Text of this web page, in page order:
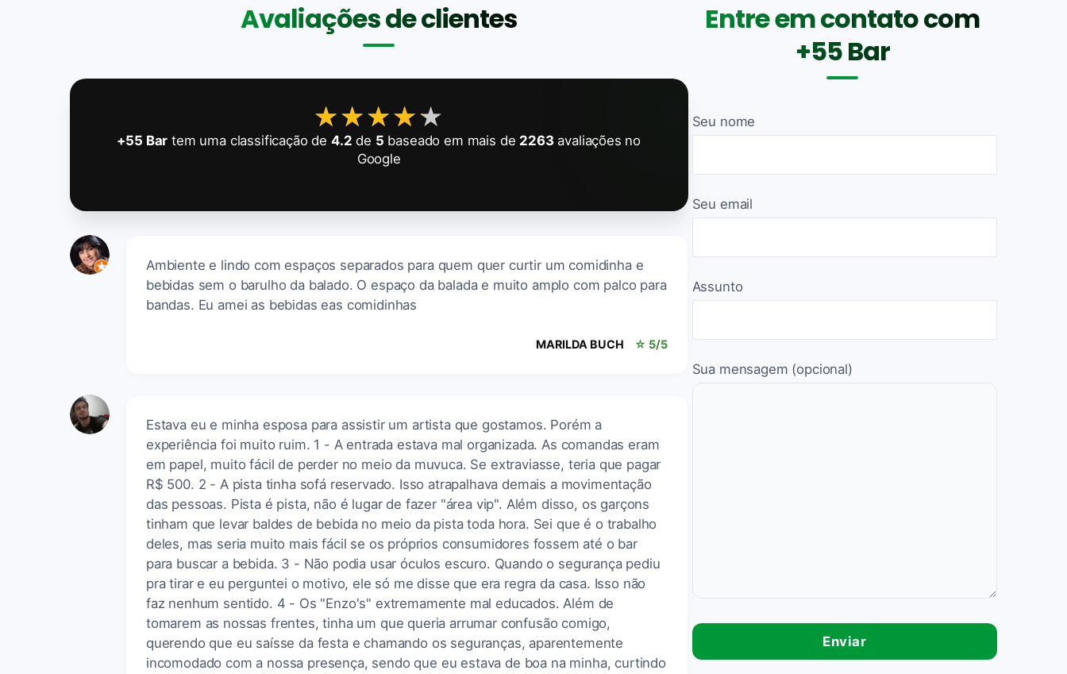
Avaliações de clientes
★★★★★
★★★★★
+55 Bar tem uma classificação de 4.2 de 5 baseado em mais de 2263avaliações no
Google
Ambiente e lindo com espaços separados para quem quer curtir um comidinha e
bebidas sem o barulho da balado. O espaço da balada e muito amplo com palco para
bandas. Eu amei as bebidas eas comidinhas
MARILDA BUCH ☆ 5/5
Estava eu e minha esposa para assistir um artista que gostamos. Porém a
experiência foi muito ruim. 1 - A entrada estava mal organizada. As comandas eram
em papel, muito fácil de perder no meio da muvuca. Se extraviasse, teria que pagar
R$ 500. 2 - A pista tinha sofá reservado. Isso atrapalhava demais a movimentação
das pessoas. Pista é pista, não é lugar de fazer "área vip". Além disso, os garçons
tinham que levar baldes de bebida no meio da pista toda hora. Sei que é o trabalho
deles, mas seria muito mais fácil se os próprios consumidores fossem até o bar
para buscar a bebida. 3 - Não podia usar óculos escuro. Quando o segurança pediu
pra tirar e eu perguntei o motivo, ele só me disse que era regra da casa. Isso não
faz nenhum sentido. 4 - Os "Enzo's" extremamente mal educados. Além de
tomarem as nossas frentes, tinha um que queria arrumar confusão comigo,
querendo que eu saísse da festa e chamando os seguranças, aparentemente
incomodado com a nossa presença, sendo que eu estava de boa na minha, curtindo
Entre em contato com
+55 Bar
Seu nome
Seu email
Assunto
Sua mensagem (opcional)